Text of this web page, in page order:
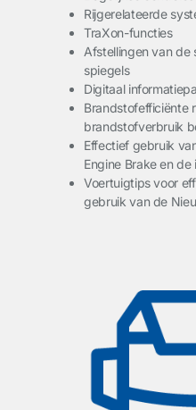
Rijgerelateerde
TraXon-functies
Afstellingen van de
spiegels
Digitaal
Brandstofefficiënte
brandstofverbruik
Effectief gebruik
Engine Brake en de
Voertuigtips voor
gebruik van de